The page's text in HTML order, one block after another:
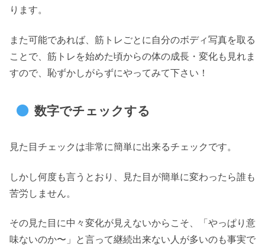
ります。
また可能であれば、筋トレごとに自分のボディ写真を取る
ことで、筋トレを始めた頃からの体の成長・変化も見れま
すので、恥ずかしがらずにやってみて下さい！
数字でチェックする
見た目チェックは非常に簡単に出来るチェックです。
しかし何度も言うとおり、見た目が簡単に変わったら誰も
苦労しません。
その見た目に中々変化が見えないからこそ、「やっぱり意
味ないのか〜」と言って継続出来ない人が多いのも事実で